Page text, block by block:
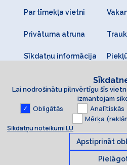
Par tīmekļa vietni
Privātuma atruna
Sīkdatņu informācija
Lai nodrošinātu pilnvērtīgu šīs
izmantojam
Obligātās Analītiskās
Mērķa
Sīkdatņu noteikumi LU
Apstiprināt